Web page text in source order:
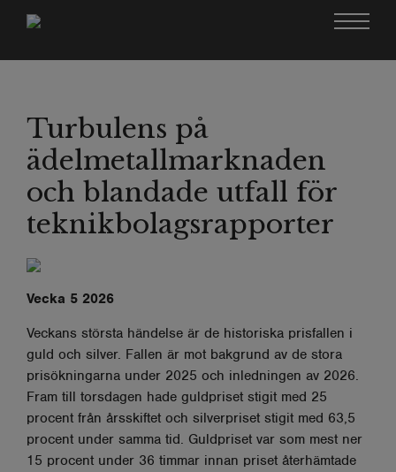
Turbulens på
ädelmetallmarknaden
och blandade utfall för
teknikbolagsrapporter
Vecka 5 2026
Veckans största händelse är de historiska prisfallen i
guld och silver. Fallen är mot bakgrund av de stora
prisökningarna under 2025 och inledningen av 2026.
Fram till torsdagen hade guldpriset stigit med 25
procent från årsskiftet och silverpriset stigit med 63,5
procent under samma tid. Guldpriset var som mest ner
15 procent under 36 timmar innan priset återhämtade